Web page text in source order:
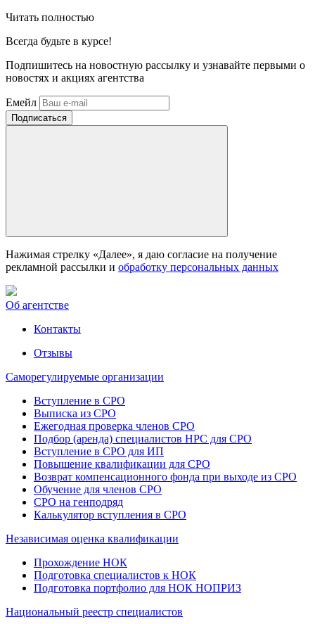
Читать полностью
Всегда будьте в курсе!
Подпишитесь на новостную рассылку и узнавайте первыми о
новостях и акциях агентства
Емейл
Нажимая стрелку «Далее», я даю согласие на получение
рекламной рассылки и обработку персональных данных
Об агентстве
Контакты
Отзывы
Саморегулируемые организации
Вступление в СРО
Выписка из СРО
Ежегодная проверка членов СРО
Подбор (аренда) специалистов НРС для СРО
Вступление в СРО для ИП
Повышение квалификации для СРО
Возврат компенсационного фонда при выходе из СРО
Обучение для членов СРО
СРО на генподряд
Калькулятор вступления в СРО
Независимая оценка квалификации
Прохождение НОК
Подготовка специалистов к НОК
Подготовка портфолио для НОК НОПРИЗ
Национальный реестр специалистов